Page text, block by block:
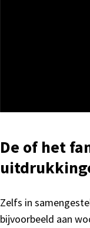
De of het
Zelfs in
bijvoorbeeld aan